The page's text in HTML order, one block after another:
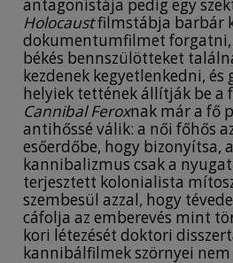
antagonistája pedig egy
Holocaustfilmstábja barbár
dokumentumfilmet forgatni,
békés bennszülötteket
kezdenek kegyetlenkedni, és
helyiek tettének állítják be a
Cannibal Feroxnak már a fő
antihőssé válik: a női főhős
esőerdőbe, hogy bizonyítsa,
kannibalizmus csak a
terjesztett kolonialista
szembesül azzal, hogy
cáfolja az emberevés mint
kori létezését doktori
kannibálfilmek szörnyei